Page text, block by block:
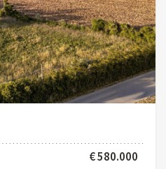
€ 580.000